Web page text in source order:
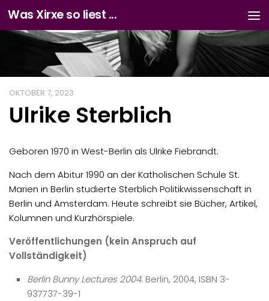
Zum Inhalt springen
Was Xirxe so liest ...
OKTOBER 7, 2023
Ulrike Sterblich
Geboren 1970 in West-Berlin als Ulrike Fiebrandt.
Nach dem Abitur 1990 an der Katholischen Schule St.
Marien in Berlin studierte Sterblich Politikwissenschaft in
Berlin und Amsterdam. Heute schreibt sie Bücher, Artikel,
Kolumnen und Kurzhörspiele.
Veröffentlichungen (kein Anspruch auf
Vollständigkeit)
Berlin Bunny Lectures 2004. Berlin, 2004, ISBN 3-
937737-39-1